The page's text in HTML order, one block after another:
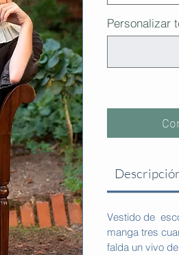
Personalizar
Vestido de
manga tres
falda un vivo